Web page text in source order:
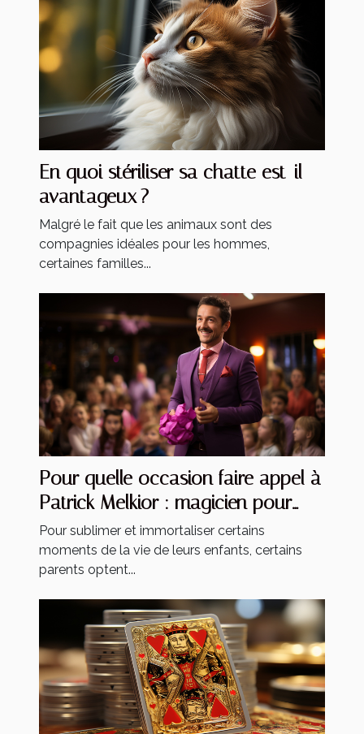
En quoi stériliser sa chatte est-il
avantageux ?
Malgré le fait que les animaux sont des
compagnies idéales pour les hommes,
certaines familles...
Pour quelle occasion faire appel à
Patrick Melkior : magicien pour
enfants ?
Pour sublimer et immortaliser certains
moments de la vie de leurs enfants, certains
parents optent...